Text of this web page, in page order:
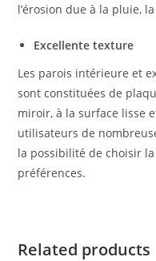
l’érosion due à la pluie,
Excellente texture
Les parois intérieure et
sont constituées de
miroir, à la surface lisse
utilisateurs de
la possibilité de choisir
préférences.
Related products